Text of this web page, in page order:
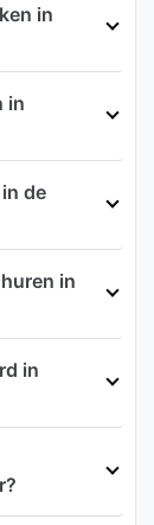
in
in
de
in
in